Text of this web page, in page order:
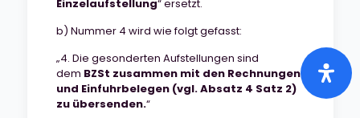
Einzelaufstellung“ ersetzt.
b) Nummer 4 wird wie folgt gefasst:
„4. Die gesonderten Aufstellungen sind
dem BZSt zusammen mit den Rechnungen
und Einfuhrbelegen (vgl. Absatz 4 Satz 2)
zu übersenden.“